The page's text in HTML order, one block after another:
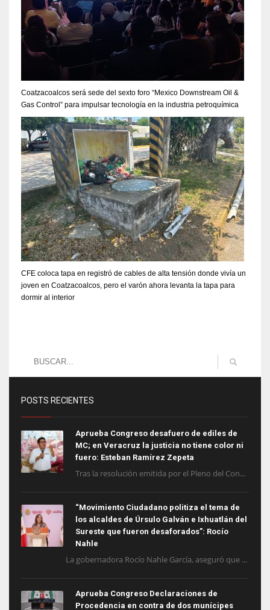
Coatzacoalcos será sede del sexto foro “Mexico Downstream Oil &
Gas Control” para impulsar tecnología en la industria petroquímica
CFE coloca tapa en registró de cables de alta tensión donde vivía un
joven en Coatzacoalcos, pero el varón ahora levanta la tapa para
dormir al interior
POSTS RECIENTES
Aprueba Congreso desafuero de ediles de
MC; en Veracruz la justicia no tiene color ni
fuero: Esteban Ramírez Zepeta
Tras la resolución emitida por el Pleno del Con...
“Movimiento Ciudadano politiza el tema de
los alcaldes de Úrsulo Galván e Ixhuatlán del
Sureste que fueron desaforados”: Rocío
Nahle
La gobernadora Rocío Nahle García, aseguró que ...
Aprueba Congreso Declaraciones de
Procedencia en contra de dos munícipes